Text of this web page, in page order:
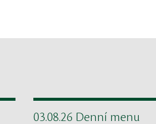
03.08.26 Denní menu